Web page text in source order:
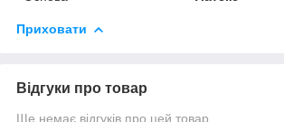
Приховати
Відгуки про товар
Ще немає відгуків про цей товар